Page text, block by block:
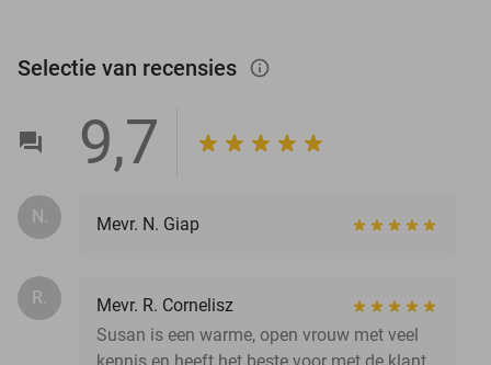
Selectie van recensies info_outlined
9,7
N. Mevr. N. Giap
R.
Mevr. R. Cornelisz
Susan is een warme, open vrouw met veel